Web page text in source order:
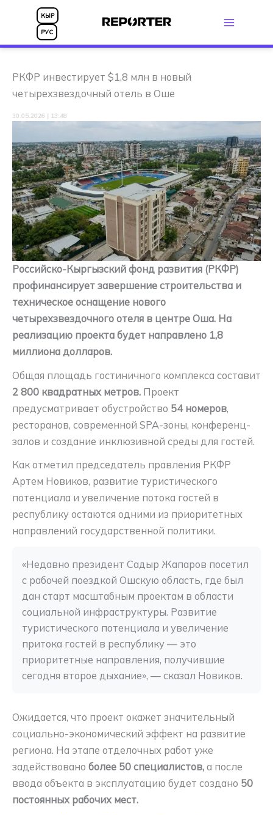
Перейти
содержимому
КЫР
РУС
РКФР инвестирует $1,8 млн в новый
четырехзвездочный отель в Оше
30.05.2026 | 13:48
Российско-Кыргызский фонд развития (РКФР)
профинансирует завершение строительства и
техническое оснащение нового
четырехзвездочного отеля в центре Оша. На
реализацию проекта будет направлено 1,8
миллиона долларов.
Общая площадь гостиничного комплекса составит
2 800 квадратных метров. Проект
предусматривает обустройство 54 номеров,
ресторанов, современной SPA-зоны, конференц-
залов и создание инклюзивной среды для гостей.
Как отметил председатель правления РКФР
Артем Новиков, развитие туристического
потенциала и увеличение потока гостей в
республику остаются одними из приоритетных
направлений государственной политики.
«Недавно президент Садыр Жапаров посетил
с рабочей поездкой Ошскую область, где был
дан старт масштабным проектам в области
социальной инфраструктуры. Развитие
туристического потенциала и увеличение
притока гостей в республику — это
приоритетные направления, получившие
сегодня второе дыхание», — сказал Новиков.
Ожидается, что проект окажет значительный
социально-экономический эффект на развитие
региона. На этапе отделочных работ уже
задействовано более 50 специалистов, а после
ввода объекта в эксплуатацию будет создано 50
постоянных рабочих мест.